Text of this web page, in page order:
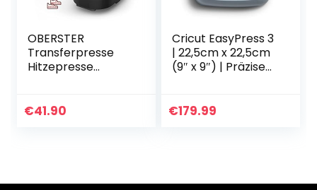
OBERSTER
Transferpresse
Hitzepresse
Transferpresse
€41.90
Cricut EasyPress 3
| 22,5cm x 22,5cm
(9″ x 9″) | Präzise
(400 F) |
Infusible Ink- und
€179.99